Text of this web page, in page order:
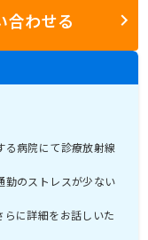
合わせる
る病院にて診療放射線
勤のストレスが少ない
に詳細をお話しいた